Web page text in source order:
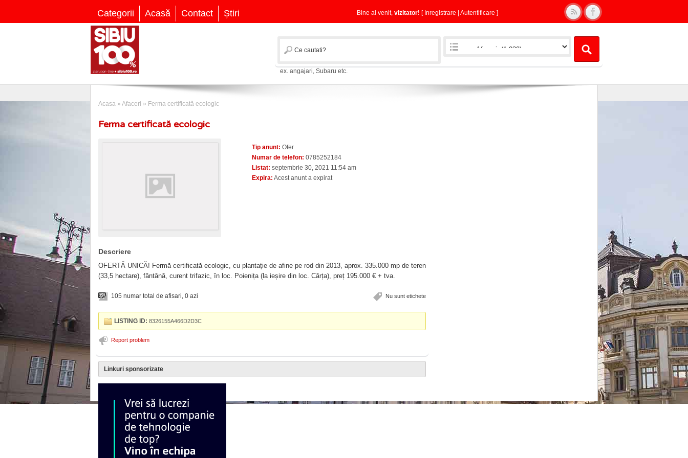
Categorii Acasă Contact Știri Bine ai venit, vizitator! [ Inregistrare Autentificare ]
ex. angajari, Subaru etc.
Acasa » Afaceri » Ferma certificată ecologic
Ferma certificată ecologic
Tip anunt: Ofer
Numar de telefon: 0785252184
Listat: septembrie 30, 2021 11:54 am
Expira: Acest anunt a expirat
Descriere
OFERTĂ UNICĂ! Fermă certificată ecologic, cu plantație de afine pe rod din 2013, aprox. 335.000 mp de teren
(33,5 hectare), fântână, curent trifazic, în loc. Poienița (la ieșire din loc. Cârța), preț 195.000 € + tva.
Nu sunt etichete
105 numar total de afisari, 0 azi
LISTING ID: 8326155A466D2D3C
Report problem
Linkuri sponsorizate